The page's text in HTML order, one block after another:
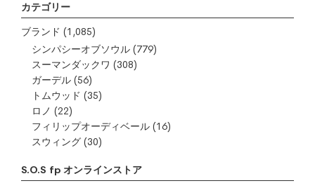
カテゴリー
ブランド (1,085)
シンパシーオブソウル (779)
スーマンダックワ (308)
ガーデル (56)
トムウッド (35)
ロノ (22)
フィリップオーディベール (16)
スウィング (30)
S.O.S fp オンラインストア